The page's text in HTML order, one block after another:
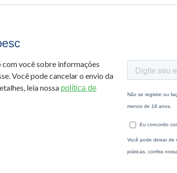
você sobre informações
Você pode cancelar o envio da
leia nossa política de